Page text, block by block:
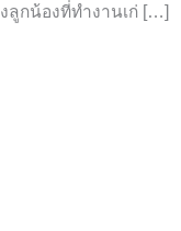
ลูกน้องที่ทำงานเก่ […]